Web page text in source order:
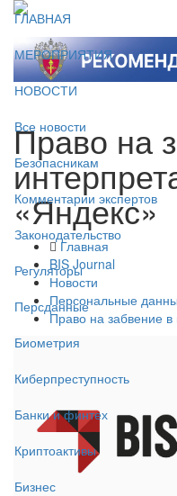
ГЛАВНАЯ
МЕРОПРИЯТИЯ
НОВОСТИ
Все новости
Безопасникам
Комментарии экспертов
Законодательство
Регуляторы
Персданные
Биометрия
Киберпреступность
Банки и финтех
Криптоактивы
Бизнес
Право на
«Яндекс»
Главная
BIS Journal
Новости
Персональные
Право на забвение